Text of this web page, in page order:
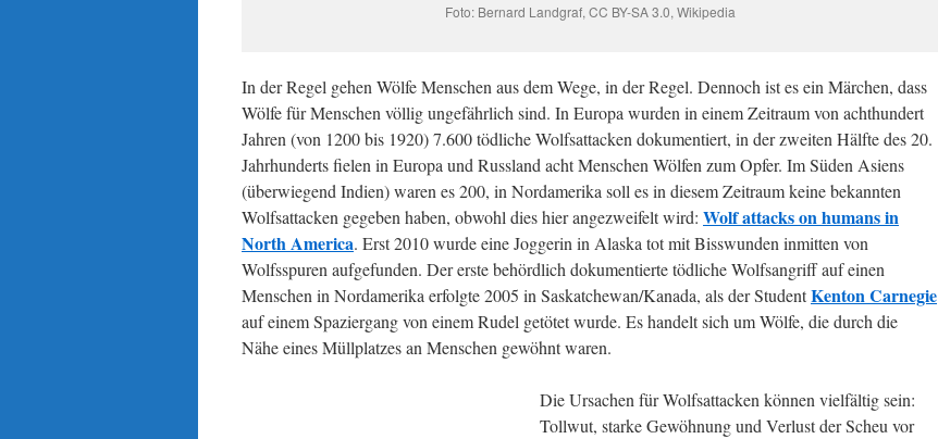
Foto: Bernard Landgraf, CC BY-SA 3.0, Wikipedia
In der Regel gehen Wölfe Menschen aus dem Wege, in der Regel. Dennoch ist es ein Märchen, dass
Wölfe für Menschen völlig ungefährlich sind. In Europa wurden in einem Zeitraum von achthundert
Jahren (von 1200 bis 1920) 7.600 tödliche Wolfsattacken dokumentiert, in der zweiten Hälfte des 20.
Jahrhunderts fielen in Europa und Russland acht Menschen Wölfen zum Opfer. Im Süden Asiens
(überwiegend Indien) waren es 200, in Nordamerika soll es in diesem Zeitraum keine bekannten
Wolfsattacken gegeben haben, obwohl dies hier angezweifelt wird: Wolf attacks on humans in
North America. Erst 2010 wurde eine Joggerin in Alaska tot mit Bisswunden inmitten von
Wolfsspuren aufgefunden. Der erste behördlich dokumentierte tödliche Wolfsangriff auf einen
Menschen in Nordamerika erfolgte 2005 in Saskatchewan/Kanada, als der StudentKenton Carnegie
auf einem Spaziergang von einem Rudel getötet wurde. Es handelt sich um Wölfe, die durch die
Nähe eines Müllplatzes an Menschen gewöhnt waren.
Die Ursachen für Wolfsattacken können vielfältig sein:
Tollwut, starke Gewöhnung und Verlust der Scheu vor